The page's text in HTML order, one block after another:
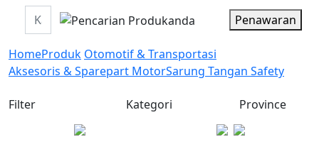
Penawaran
HomeProduk Otomotif & Transportasi
Aksesoris & Sparepart MotorSarung Tangan Safety
Filter Kategori Province